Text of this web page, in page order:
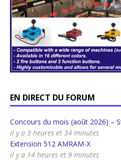
EN DIRECT DU FORUM
Concours du mois (août 2026) –
il y a 3 heures et 34 minutes
Extension 512 AMRAM-X
il y a 14 heures et 9 minutes